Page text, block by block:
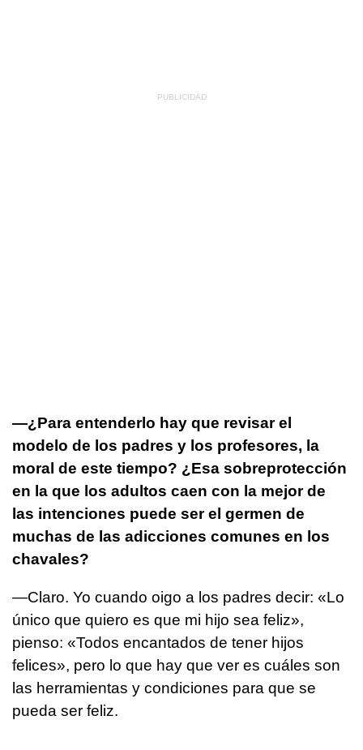
—¿Para entenderlo hay que revisar el
modelo de los padres y los profesores, la
moral de este tiempo? ¿Esa sobreprotección
en la que los adultos caen con la mejor de
las intenciones puede ser el germen de
muchas de las adicciones comunes en los
chavales?
—Claro. Yo cuando oigo a los padres decir: «Lo
único que quiero es que mi hijo sea feliz»,
pienso: «Todos encantados de tener hijos
felices», pero lo que hay que ver es cuáles son
las herramientas y condiciones para que se
pueda ser feliz.